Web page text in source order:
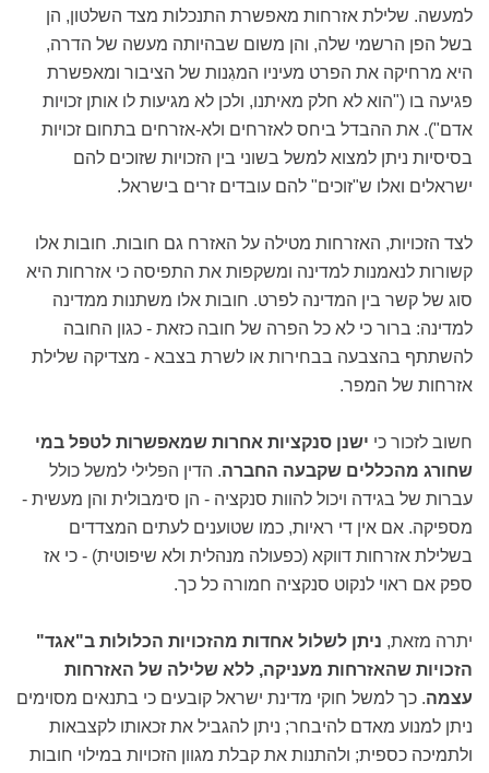
למעשה. שלילת אזרחות מאפשרת התנכלות מצד השלטון, הן
בשל הפן הרשמי שלה, והן משום שבהיותה מעשה של הדרה,
היא מרחיקה את הפרט מעיניו המגִנות של הציבור ומאפשרת
פגיעה בו ("הוא לא חלק מאיתנו, ולכן לא מגיעות לו אותן זכויות
אדם"). את ההבדל ביחס לאזרחים ולא-אזרחים בתחום זכויות
בסיסיות ניתן למצוא למשל בשוני בין הזכויות שזוכים להם
ישראלים ואלו ש"זוכים" להם עובדים זרים בישראל.
לצד הזכויות, האזרחות מטילה על האזרח גם חובות. חובות אלו
קשורות לנאמנות למדינה ומשקפות את התפיסה כי אזרחות היא
סוג של קשר בין המדינה לפרט. חובות אלו משתנות ממדינה
למדינה: ברור כי לא כל הפרה של חובה כזאת - כגון החובה
להשתתף בהצבעה בבחירות או לשרת בצבא - מצדיקה שלילת
אזרחות של המפר.
חשוב לזכור כי ישנן סנקציות אחרות שמאפשרות לטפל במי
שחורג מהכללים שקבעה החברה. הדין הפלילי למשל כולל
עברות של בגידה ויכול להוות סנקציה - הן סימבולית והן מעשית -
מספיקה. אם אין די ראיות, כמו שטוענים לעתים המצדדים
בשלילת אזרחות דווקא (כפעולה מנהלית ולא שיפוטית) - כי אז
ספק אם ראוי לנקוט סנקציה חמורה כל כך.
יתרה מזאת, ניתן לשלול אחדות מהזכויות הכלולות ב"אגד"
הזכויות שהאזרחות מעניקה, ללא שלילה של האזרחות
עצמה. כך למשל חוקי מדינת ישראל קובעים כי בתנאים מסוימים
ניתן למנוע מאדם להיבחר; ניתן להגביל את זכאותו לקצבאות
ולתמיכה כספית; ולהתנות את קבלת מגוון הזכויות במילוי חובות